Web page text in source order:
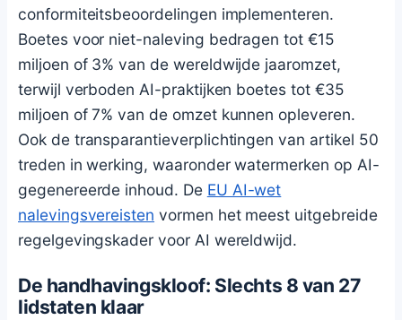
conformiteitsbeoordelingen implementeren.
Boetes voor niet-naleving bedragen tot €15
miljoen of 3% van de wereldwijde jaaromzet,
terwijl verboden AI-praktijken boetes tot €35
miljoen of 7% van de omzet kunnen opleveren.
Ook de transparantieverplichtingen van artikel 50
treden in werking, waaronder watermerken op AI-
gegenereerde inhoud. De EU AI-wet
nalevingsvereisten vormen het meest uitgebreide
regelgevingskader voor AI wereldwijd.
De handhavingskloof: Slechts 8 van 27
lidstaten klaar